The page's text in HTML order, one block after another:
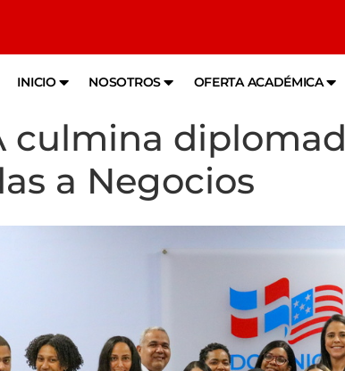
INICIO NOSOTROS OFERTA ACADÉMICA
culmina
a Negocios